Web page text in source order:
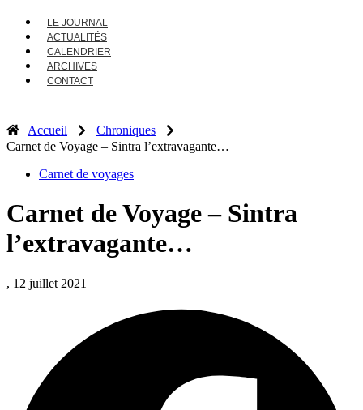
LE JOURNAL
ACTUALITÉS
CALENDRIER
ARCHIVES
CONTACT
Accueil
Chroniques
Carnet de Voyage – Sintra l’extravagante…
Carnet de voyages
Carnet de Voyage – Sintra
l’extravagante…
, 12 juillet 2021